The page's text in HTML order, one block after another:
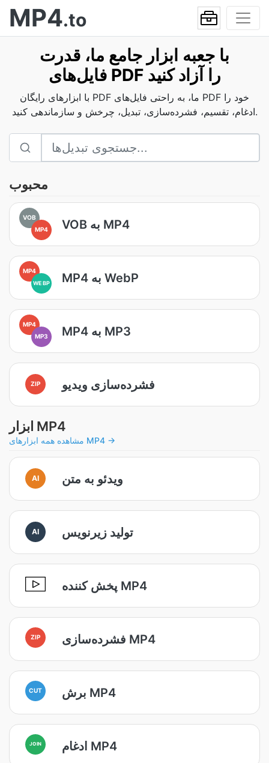
MP4.to
با جعبه ابزار جامع ما، قدرت
فایل‌های PDF را آزاد کنید
با ابزارهای رایگان PDF ما، به راحتی فایل‌های PDF خود را
ادغام، تقسیم، فشرده‌سازی، تبدیل، چرخش و سازماندهی کنید.
محبوب
VOB
MP4
VOB به MP4
MP4
WEBP MP4 به WebP
MP4
MP3
MP4 به MP3
ZIP فشرده‌سازی ویدیو
ابزار MP4
مشاهده همه ابزارهای MP4 →
AI ویدئو به متن
AI تولید زیرنویس
پخش کننده MP4
ZIP فشرده‌سازی MP4
CUT برش MP4
JOIN ادغام MP4